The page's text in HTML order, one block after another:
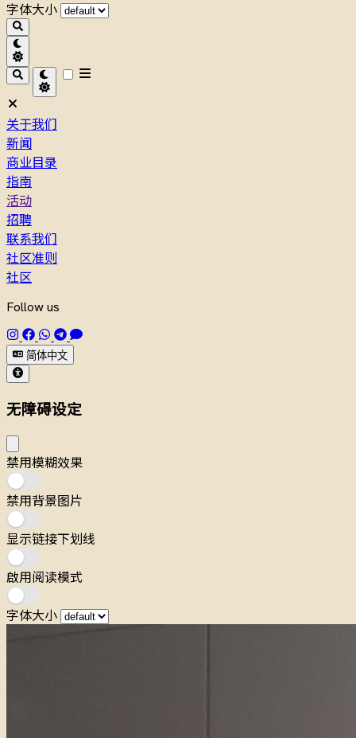
字体大小
关于我们
新闻
商业目录
指南
活动
招聘
联系我们
社区准则
社区
Follow us
简体中文
无障碍设定
禁用模糊效果
禁用背景图片
显示链接下划线
啟用阅读模式
字体大小